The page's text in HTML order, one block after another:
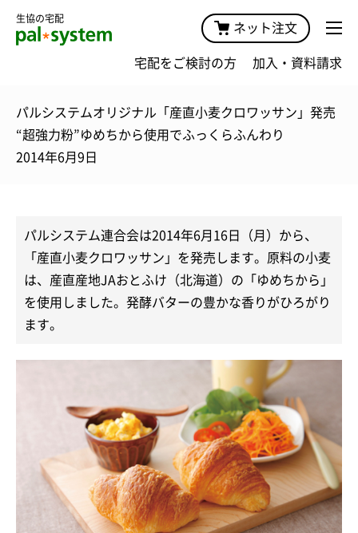
生協の宅配
ネット注文
宅配をご検討の方 加入・資料請求
パルシステムオリジナル「産直小麦クロワッサン」発売
“超強力粉”ゆめちから使用でふっくらふんわり
2014年6月9日
パルシステム連合会は2014年6月16日（月）から、
「産直小麦クロワッサン」を発売します。原料の小麦
は、産直産地JAおとふけ（北海道）の「ゆめちから」
を使用しました。発酵バターの豊かな香りがひろがり
ます。